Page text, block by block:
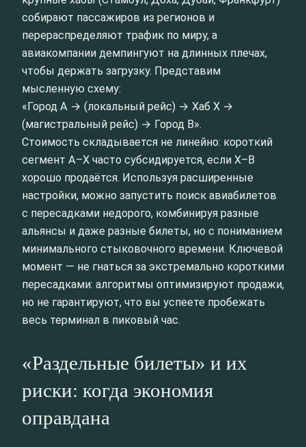
собирают пассажиров из регионов и
перераспределяют трафик по миру, а
авиакомпании демпингуют на длинных плечах,
чтобы держать загрузку. Представим
мысленную схему:
«Город А → (локальный рейс) → Хаб X →
(магистральный рейс) → Город B».
Стоимость складывается не линейно: короткий
сегмент A–X часто субсидируется, если X–B
хорошо продаётся. Используя расширенные
настройки, можно запустить поиск авиабилетов
с пересадками недорого, комбинируя разные
альянсы и даже разные билеты, но с пониманием
минимального стыковочного времени. Ключевой
момент — не гнаться за экстремально короткими
пересадками: алгоритмы оптимизируют продажи,
но не гарантируют, что вы успеете пробежать
весь терминал в пиковый час.
«Раздельные билеты» и их
риски: когда экономия
оправдана